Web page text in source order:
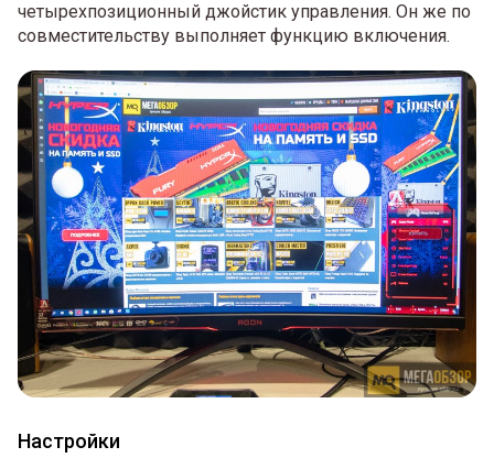
четырехпозиционный джойстик управления. Он же по
совместительству выполняет функцию включения.
Настройки